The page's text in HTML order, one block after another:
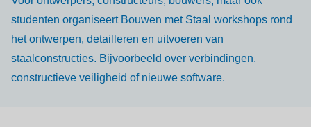
studenten organiseert Bouwen met Staal workshops rond
het ontwerpen, detailleren en uitvoeren van
staalconstructies. Bijvoorbeeld over verbindingen,
constructieve veiligheid of nieuwe software.